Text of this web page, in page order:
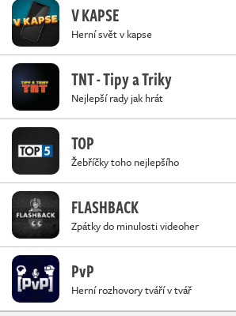
V KAPSE
Herní svět v kapse
TNT - Tipy a Triky
Nejlepší rady jak hrát
TOP
Žebříčky toho nejlepšího
FLASHBACK
Zpátky do minulosti videoher
PvP
Herní rozhovory tváří v tvář